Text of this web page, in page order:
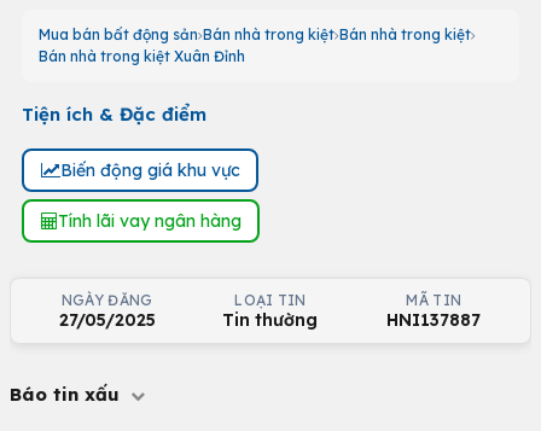
Mua bán bất động sản Bán nhà trong kiệt Bán nhà trong kiệt
Bán nhà trong kiệt Xuân Đỉnh
Tiện ích & Đặc điểm
Biến động giá khu vực
Tính lãi vay ngân hàng
NGÀY ĐĂNG
27/05/2025
LOẠI TIN
Tin thường
MÃ TIN
HNI137887
Báo tin xấu